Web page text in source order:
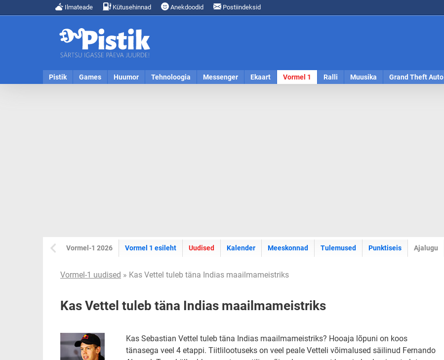
Ilmateade Kütusehinnad Anekdoodid Postiindeksid
Pistik Games Huumor Tehnoloogia Messenger Ekaart Vormel 1 Ralli Muusika Grand Theft Auto
Vormel-1 2026 Vormel 1 esileht Uudised Kalender Meeskonnad Tulemused Punktiseis Ajalugu
Vormel-1 uudised » Kas Vettel tuleb täna Indias maailmameistriks
Kas Vettel tuleb täna Indias maailmameistriks
Kas Sebastian Vettel tuleb täna Indias maailmameistriks? Hooaja lõpuni on koos
tänasega veel 4 etappi. Tiitlilootuseks on veel peale Vetteli võimalused säilinud Fernando